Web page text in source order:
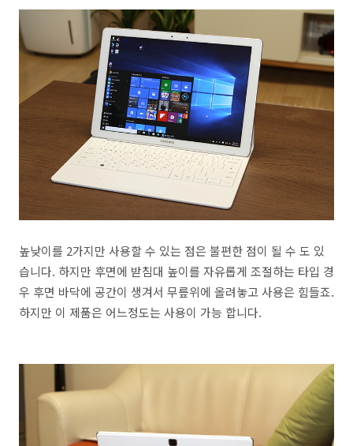
높낮이를 2가지만 사용할 수 있는 점은 불편한 점이 될 수 도 있
습니다. 하지만 후면에 받침대 높이를 자유롭게 조절하는 타입 경
우 후면 바닥에 공간이 생겨서 무릎위에 올려놓고 사용은 힘들죠.
하지만 이 제품은 어느정도는 사용이 가능 합니다.